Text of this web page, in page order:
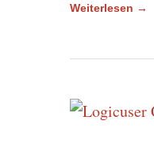
Weiterlesen →